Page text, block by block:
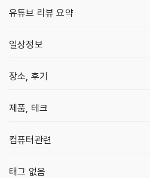
유튜브 리뷰 요약
일상정보
장소, 후기
제품, 테크
컴퓨터관련
태그 없음